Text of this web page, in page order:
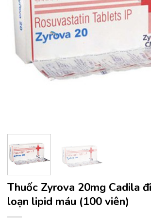
Thuốc Zyrova 20mg Cadila
loạn lipid máu (100 viên)